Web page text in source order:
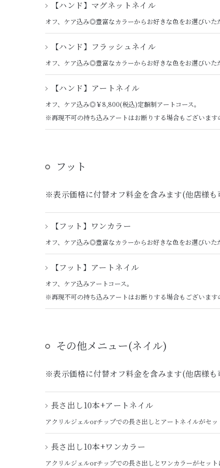
【ハンド】マグネットネイル
オフ、ケア込み◎豊富なカラーからお好きな色をお選びい
【ハンド】フラッシュネイル
オフ、ケア込み◎豊富なカラーからお好きな色をお選びい
【ハンド】アートネイル
オフ、ケア込み◎￥8,800(税込)定額制アートコース。
※再現不可の持ち込みアートはお断りする場合もございます
フット
※表示価格に付替オフ料金を含みます(他店様も
【フット】ワンカラー
オフ、ケア込み◎豊富なカラーからお好きな色をお選びい
【フット】アートネイル
オフ、ケア込みアートコース。
※再現不可の持ち込みアートはお断りする場合もございます
その他メニュー(ネイル)
※表示価格に付替オフ料金を含みます(他店様も
長さ出し10本+アートネイル
アクリルジェルorチップでの長さ出しとアートネイルがセ
長さ出し10本+ワンカラー
アクリルジェルorチップでの長さ出しとワンカラーがセッ